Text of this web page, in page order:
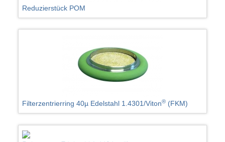
Reduzierstück POM
Filterzentrierring 40µ Edelstahl 1.4301/Viton® (FKM)